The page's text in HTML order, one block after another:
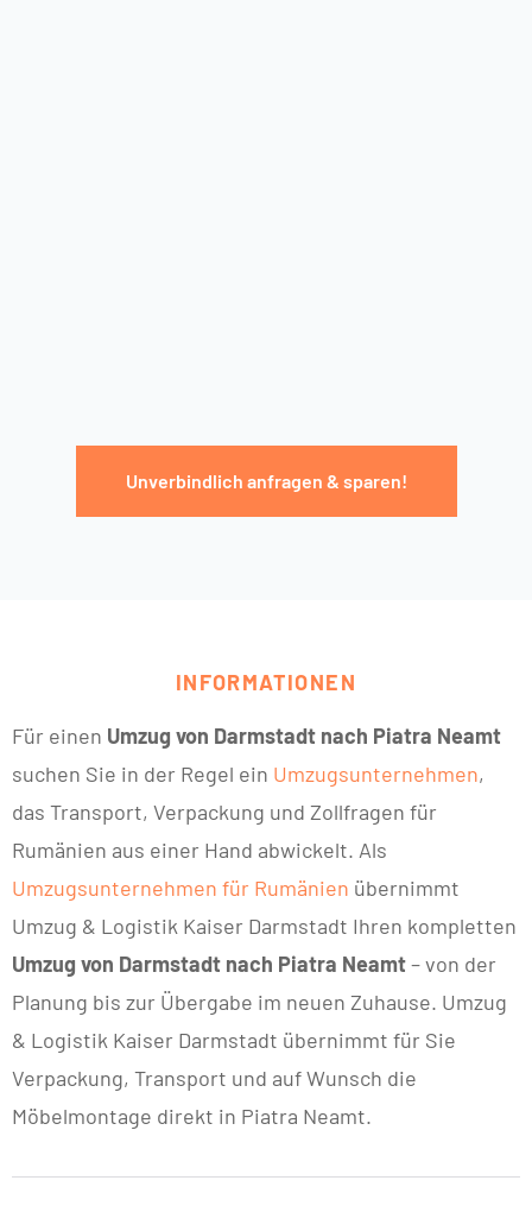
Unverbindlich anfragen & sparen!
INFORMATIONEN
Für einen Umzug von Darmstadt nach Piatra Neamt
suchen Sie in der Regel ein Umzugsunternehmen,
das Transport, Verpackung und Zollfragen für
Rumänien aus einer Hand abwickelt. Als
Umzugsunternehmen für Rumänien übernimmt
Umzug & Logistik Kaiser Darmstadt Ihren kompletten
Umzug von Darmstadt nach Piatra Neamt– von der
Planung bis zur Übergabe im neuen Zuhause. Umzug
& Logistik Kaiser Darmstadt übernimmt für Sie
Verpackung, Transport und auf Wunsch die
Möbelmontage direkt in Piatra Neamt.